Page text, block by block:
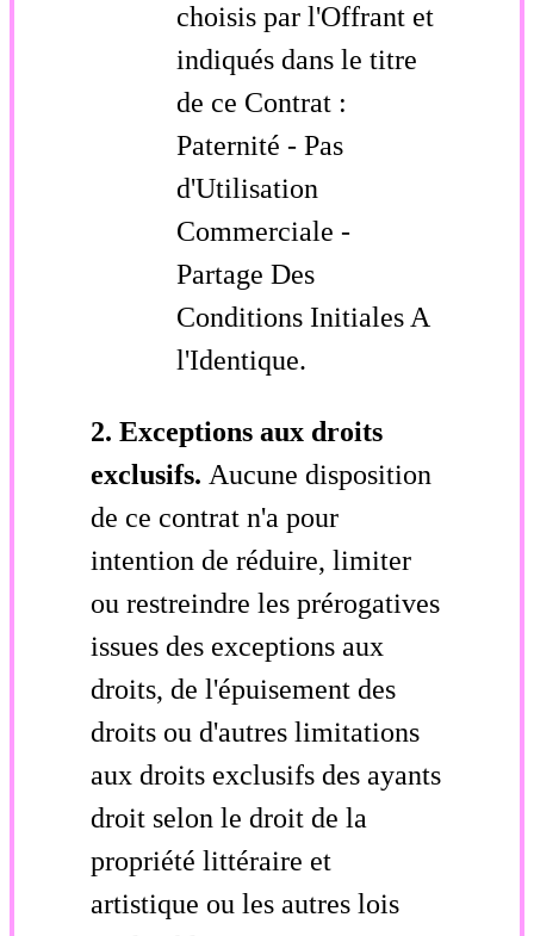
choisis par l'Offrant et
indiqués dans le titre
de ce Contrat :
Paternité - Pas
d'Utilisation
Commerciale -
Partage Des
Conditions Initiales A
l'Identique.
2. Exceptions aux droits
exclusifs. Aucune disposition
de ce contrat n'a pour
intention de réduire, limiter
ou restreindre les prérogatives
issues des exceptions aux
droits, de l'épuisement des
droits ou d'autres limitations
aux droits exclusifs des ayants
droit selon le droit de la
propriété littéraire et
artistique ou les autres lois